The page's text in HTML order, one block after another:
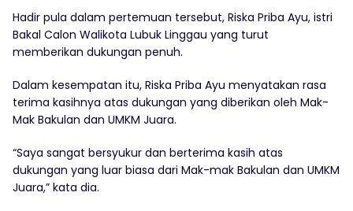
Hadir pula dalam pertemuan tersebut, Riska Priba Ayu, istri
Bakal Calon Walikota Lubuk Linggau yang turut
memberikan dukungan penuh.
Dalam kesempatan itu, Riska Priba Ayu menyatakan rasa
terima kasihnya atas dukungan yang diberikan oleh Mak-
Mak Bakulan dan UMKM Juara.
“Saya sangat bersyukur dan berterima kasih atas
dukungan yang luar biasa dari Mak-mak Bakulan dan UMKM
Juara,” kata dia.